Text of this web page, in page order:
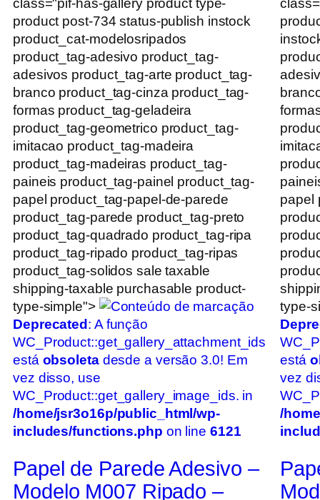
class="pif-has-gallery product type-
product post-734 status-publish instock
product_cat-modelosripados
product_tag-adesivo product_tag-
adesivos product_tag-arte product_tag-
branco product_tag-cinza product_tag-
formas product_tag-geladeira
product_tag-geometrico product_tag-
imitacao product_tag-madeira
product_tag-madeiras product_tag-
paineis product_tag-painel product_tag-
papel product_tag-papel-de-parede
product_tag-parede product_tag-preto
product_tag-quadrado product_tag-ripa
product_tag-ripado product_tag-ripas
product_tag-solidos sale taxable
shipping-taxable purchasable product-
type-simple">
Deprecated : A função
WC_Product::get_gallery_attachment_ids
está obsoletadesde a versão 3.0! Em
vez disso, use
WC_Product::get_gallery_image_ids. in
/home/jsr3o16p/public_html/wp-
includes/functions.php on line 6121
Papel de Parede Adesivo –
Modelo M007 Ripado –
papel
type-
está
vez
/